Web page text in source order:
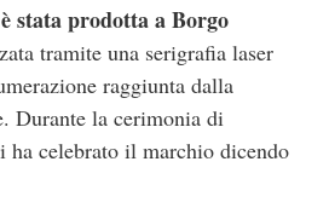
stata prodotta a Borgo
tramite una serigrafia laser
raggiunta dalla
Durante la cerimonia di
ha celebrato il marchio dicendo